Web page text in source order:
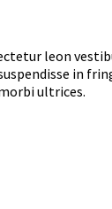
leon
in
ultrices.